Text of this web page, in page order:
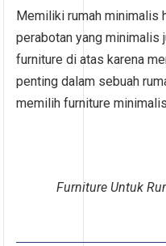
Memiliki rumah minimalis
perabotan yang minimalis
furniture di atas karena
penting dalam sebuah
memilih furniture
Furniture Untuk